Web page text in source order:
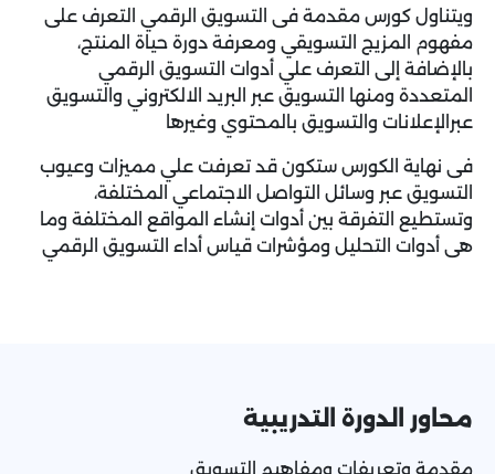
ويتناول كورس مقدمة فى التسويق الرقمي التعرف على
مفهوم المزيج التسويقي ومعرفة دورة حياة المنتج،
بالإضافة إلى التعرف علي أدوات التسويق الرقمي
المتعددة ومنها التسويق عبر البريد الالكتروني والتسويق
عبرالإعلانات والتسويق بالمحتوي وغيرها
فى نهاية الكورس ستكون قد تعرفت علي مميزات وعيوب
التسويق عبر وسائل التواصل الاجتماعي المختلفة،
وتستطيع التفرقة بين أدوات إنشاء المواقع المختلفة وما
هى أدوات التحليل ومؤشرات قياس أداء التسويق الرقمي
محاور الدورة التدريبية
مقدمة وتعريفات ومفاهيم التسويق